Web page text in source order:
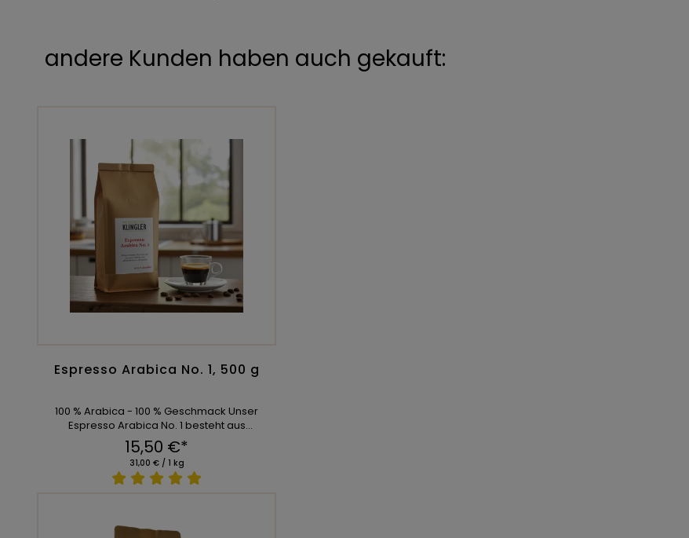
andere Kunden haben auch gekauft:
Espresso Arabica No. 1, 500 g
100 % Arabica - 100 % Geschmack Unser
Espresso Arabica No. 1 besteht aus
ausgewählten 100 % Ara ...
15,50 €*
31,00 € / 1 kg